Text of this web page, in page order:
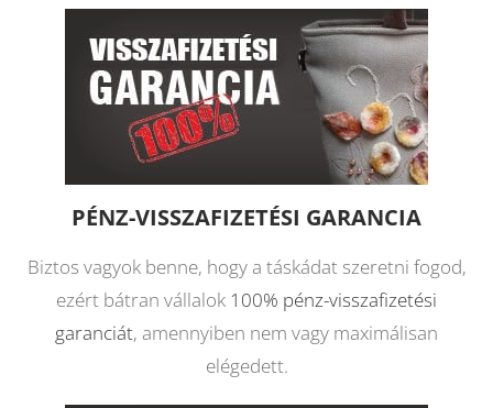
PÉNZ-VISSZAFIZETÉSI GARANCIA
Biztos vagyok benne, hogy a táskádat szeretni fogod,
ezért bátran vállalok 100% pénz-visszafizetési
garanciát, amennyiben nem vagy maximálisan
elégedett.